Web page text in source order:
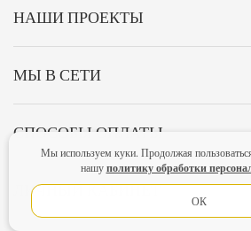
НАШИ ПРОЕКТЫ
МЫ В СЕТИ
СПОСОБЫ ОПЛАТЫ
ЛИЧНЫЙ КАБИНЕТ
Мы используем куки. Продолжая
нашуполитику обработки
ОК